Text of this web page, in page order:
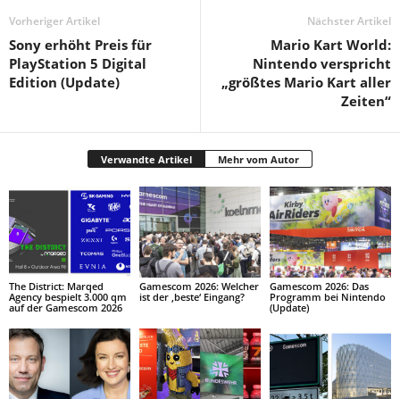
Vorheriger Artikel
Sony erhöht Preis für
PlayStation 5 Digital
Edition (Update)
Nächster Artikel
Mario Kart World:
Nintendo verspricht
„größtes Mario Kart aller
Zeiten“
Verwandte Artikel Mehr vom Autor
The District: Marqed
Agency bespielt 3.000 qm
auf der Gamescom 2026
Gamescom 2026: Welcher
ist der ‚beste‘ Eingang?
Gamescom 2026: Das
Programm bei Nintendo
(Update)